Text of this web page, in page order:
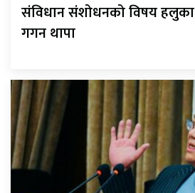
संविधान संशोधनको विषय
गगन थापा